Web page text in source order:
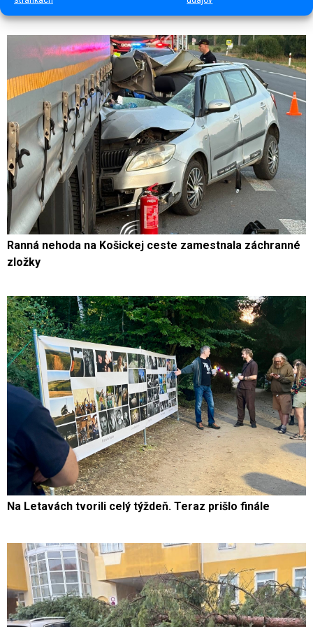
Ranná nehoda na Košickej ceste zamestnala záchranné
zložky
Na Letavách tvorili celý týždeň. Teraz prišlo finále